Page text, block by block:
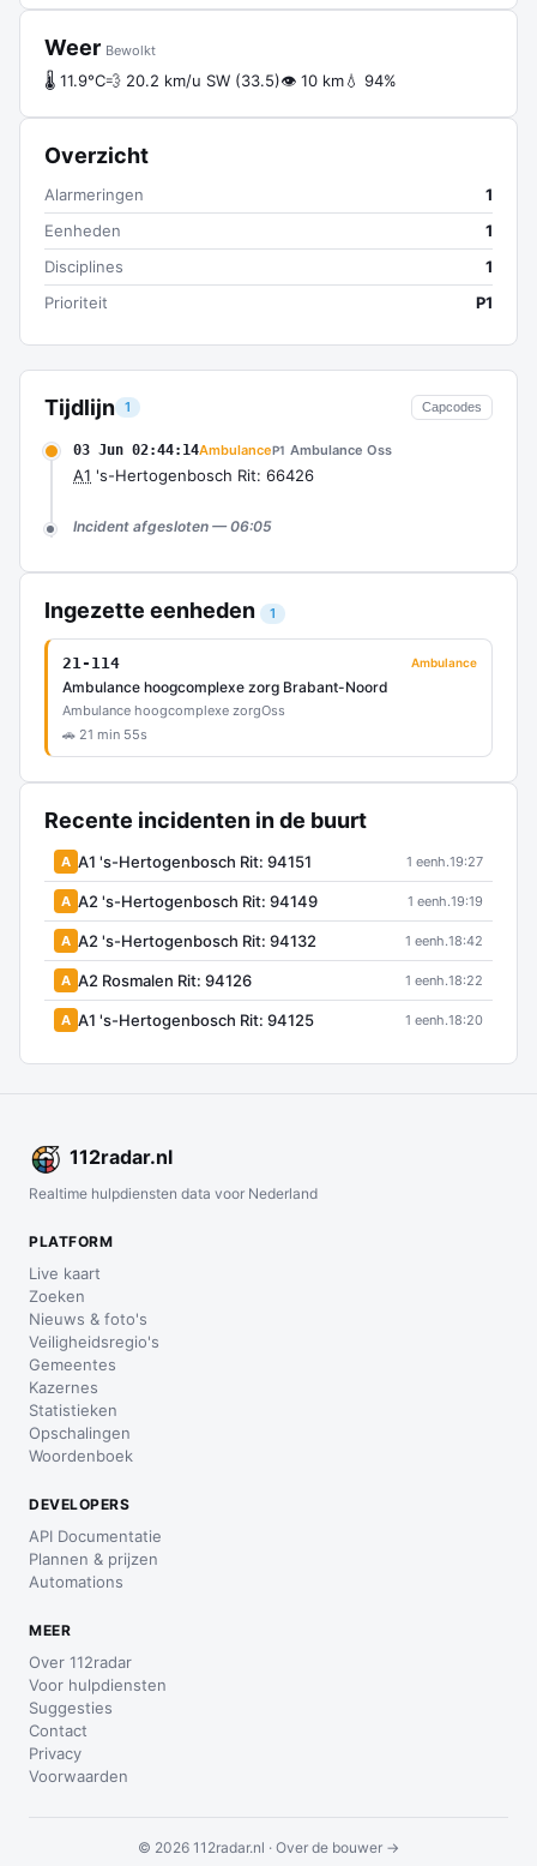
Tijdlijn 1 Capcodes
03 Jun 02:44:14AmbulanceP1 Ambulance Oss
A1 's-Hertogenbosch Rit: 66426
Incident afgesloten — 06:05
Ingezette eenheden 1
21-114 Ambulance
Ambulance hoogcomplexe zorg Brabant-Noord
Ambulance hoogcomplexe zorgOss
🚗 21 min 55s
Recente incidenten in de buurt
A A1 's-Hertogenbosch Rit: 94151 1 eenh.19:27
A A2 's-Hertogenbosch Rit: 94149 1 eenh.19:19
A A2 's-Hertogenbosch Rit: 94132 1 eenh.18:42
A A2 Rosmalen Rit: 94126 1 eenh.18:22
A A1 's-Hertogenbosch Rit: 94125 1 eenh.18:20
Weer Bewolkt
🌡 11.9°C💨 20.2 km/u SW (33.5)👁 10 km💧 94%
Overzicht
Alarmeringen
1
Eenheden
1
Disciplines
1
Prioriteit
P1
112radar.nl
Realtime hulpdiensten data voor Nederland
PLATFORM
Live kaart
Zoeken
Nieuws & foto's
Veiligheidsregio's
Gemeentes
Kazernes
Statistieken
Opschalingen
Woordenboek
DEVELOPERS
API Documentatie
Plannen & prijzen
Automations
MEER
Over 112radar
Voor hulpdiensten
Suggesties
Contact
Privacy
Voorwaarden
© 2026 112radar.nl · Over de bouwer →